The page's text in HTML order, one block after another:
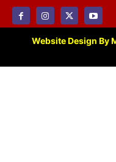
Website Design By